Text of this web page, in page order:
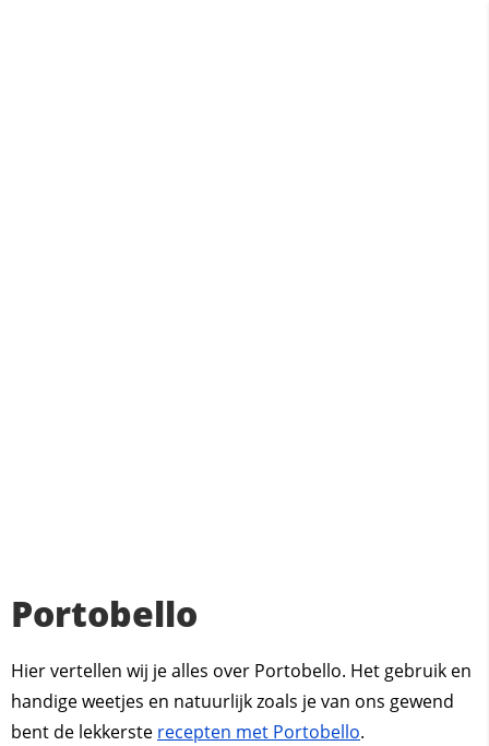
Portobello
Hier vertellen wij je alles over Portobello. Het gebruik en
handige weetjes en natuurlijk zoals je van ons gewend
bent de lekkerste recepten met Portobello.